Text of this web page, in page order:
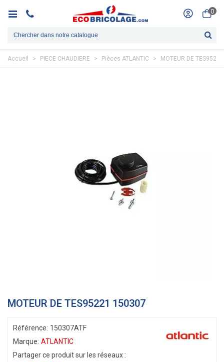
0
Accueil > PIECE CHAUDIERE > Pièces ATLANTIC > MOTEUR DE
MOTEUR DE TES95221 150307
Référence: 150307ATF
Marque: ATLANTIC